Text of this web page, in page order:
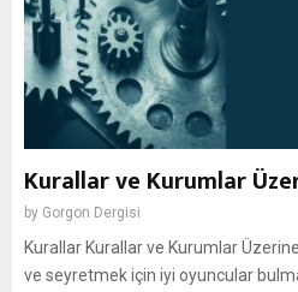
Kurallar ve Kurumlar
by Gorgon Dergisi
Kurallar Kurallar ve Kurumlar
ve seyretmek için iyi oyuncular